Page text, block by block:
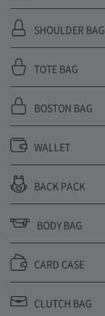
SHOULDER BAG
TOTE BAG
BOSTON BAG
WALLET
BACK PACK
BODY BAG
CARD CASE
CLUTCH BAG